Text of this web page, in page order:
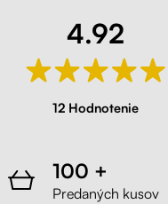
4.92
12 Hodnotenie
100 +
Predaných kusov